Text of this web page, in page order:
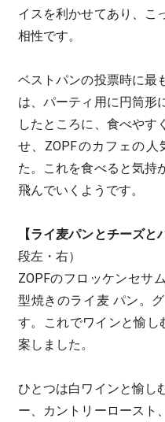
イスを利かせてあり、こ
相性です。
ベストパンの投票時に最
は、パーティ用に円筒形
したところに、食べやす
せ、ZOPFのカフェの
た。これを食べると気持
飛んでいくようです。
【ライ麦パンとチーズと
段左・右）
ZOPFのフロッケンセサ
型焼きのライ麦 パン。
す。これでワインと愉し
案しました。
ひとつは白ワインと愉し
ー、カントリーロースト